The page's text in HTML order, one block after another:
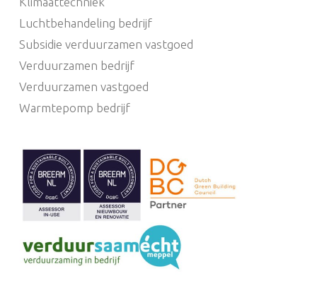
Luchtbehandeling bedrijf
Subsidie verduurzamen vastgoed
Verduurzamen bedrijf
Verduurzamen vastgoed
Warmtepomp bedrijf